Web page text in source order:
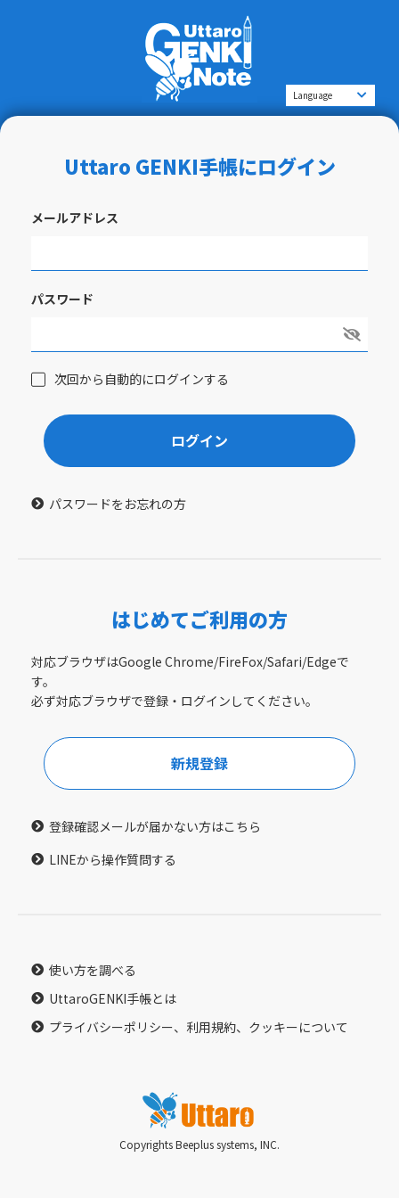
Uttaro GENKI手帳にログイン
メールアドレス
パスワード
次回から自動的にログインする
ログイン
パスワードをお忘れの方
はじめてご利用の方
対応ブラウザはGoogle Chrome/FireFox/Safari/Edgeで
す。
必ず対応ブラウザで登録・ログインしてください。
新規登録
登録確認メールが届かない方はこちら
LINEから操作質問する
使い方を調べる
UttaroGENKI手帳とは
プライバシーポリシー、利用規約、クッキーについて
Copyrights Beeplus systems, INC.